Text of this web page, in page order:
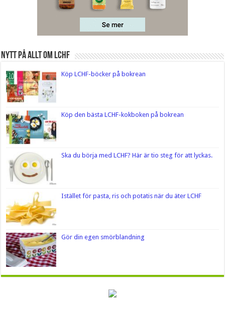
Nytt på Allt om LCHF
Köp LCHF-böcker på bokrean
Köp den bästa LCHF-kokboken på bokrean
Ska du börja med LCHF? Här är tio steg för att lyckas.
Istället för pasta, ris och potatis när du äter LCHF
Gör din egen smörblandning